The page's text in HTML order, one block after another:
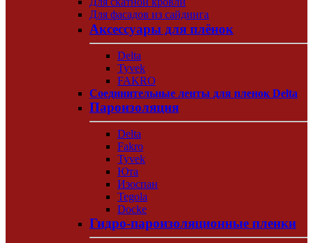
Для фасадов из сайдинга
Аксессуары для плёнок
Delta
Tyvek
FAKRO
Соединительные ленты для пленок Delta
Пароизоляция
Delta
Fakro
Tyvek
Юта
Изоспан
Tegola
Docke
Гидро-пароизоляционные пленки